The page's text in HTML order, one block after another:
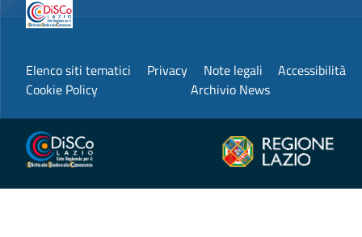
Elenco siti tematici Privacy Note legali
Accessibilità
Cookie Policy
Archivio News